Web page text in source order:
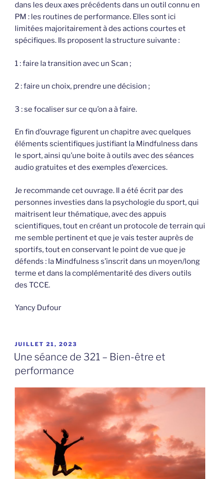
dans les deux axes précédents dans un outil connu en
PM : les routines de performance. Elles sont ici
limitées majoritairement à des actions courtes et
spécifiques. Ils proposent la structure suivante :
1 : faire la transition avec un Scan ;
2 : faire un choix, prendre une décision ;
3 : se focaliser sur ce qu’on a à faire.
En fin d’ouvrage figurent un chapitre avec quelques
éléments scientifiques justifiant la Mindfulness dans
le sport, ainsi qu’une boite à outils avec des séances
audio gratuites et des exemples d’exercices.
Je recommande cet ouvrage. Il a été écrit par des
personnes investies dans la psychologie du sport, qui
maitrisent leur thématique, avec des appuis
scientifiques, tout en créant un protocole de terrain qui
me semble pertinent et que je vais tester auprès de
sportifs, tout en conservant le point de vue que je
défends : la Mindfulness s’inscrit dans un moyen/long
terme et dans la complémentarité des divers outils
des TCCE.
Yancy Dufour
PUBLIÉ
LE
JUILLET 21, 2023
Une séance de 321 – Bien-être et
performance